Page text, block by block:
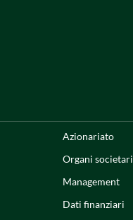
Azionariato
Organi societari
Management
Dati finanziari